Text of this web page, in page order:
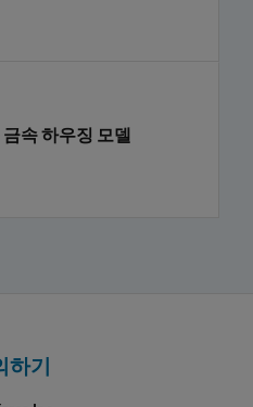
금속 하우징 모델
하기